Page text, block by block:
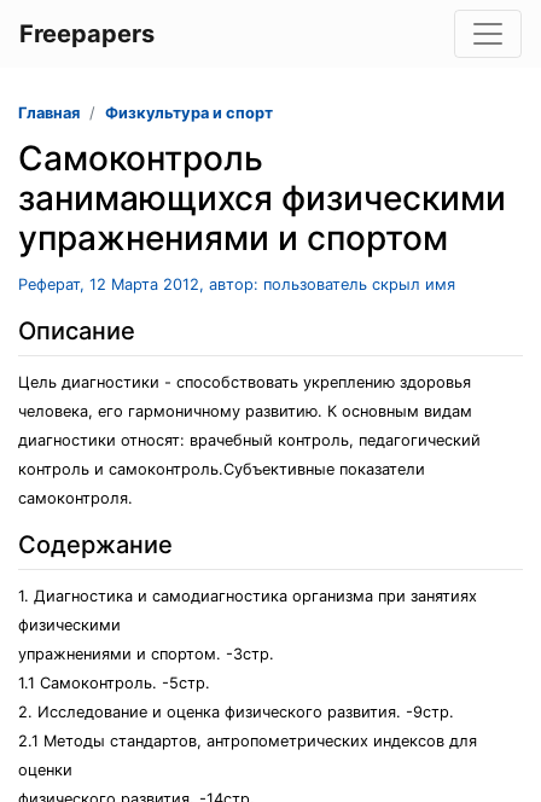
Freepapers
Главная Физкультура и спорт
Самоконтроль
занимающихся физическими
упражнениями и спортом
Реферат, 12 Марта 2012, автор: пользователь скрыл имя
Описание
Цель диагностики - способствовать укреплению здоровья
человека, его гармоничному развитию. К основным видам
диагностики относят: врачебный контроль, педагогический
контроль и самоконтроль.Субъективные показатели
самоконтроля.
Содержание
1. Диагностика и самодиагностика организма при занятиях
физическими
упражнениями и спортом. -3стр.
1.1 Самоконтроль. -5стр.
2. Исследование и оценка физического развития. -9стр.
2.1 Методы стандартов, антропометрических индексов для
оценки